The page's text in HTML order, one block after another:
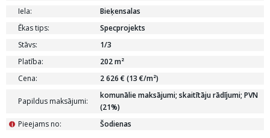
Iela:
Bieķensalas
Ēkas tips:
Specprojekts
Stāvs:
1/3
Platība:
202 m²
Cena:
2 626 € (13 €/m²)
Papildus maksājumi:
komunālie maksājumi; skaitītāju rādījumi; PVN
(21%)
Pieejams no:
i Šodienas